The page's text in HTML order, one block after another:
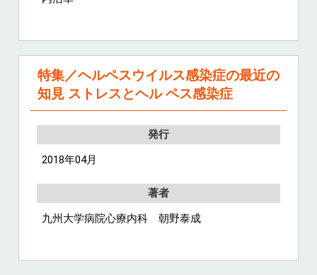
特集／ヘルペスウイルス感染症の最近の
知見 ストレスとヘル ペス感染症
発行
2018年04月
著者
九州大学病院心療内科 朝野泰成